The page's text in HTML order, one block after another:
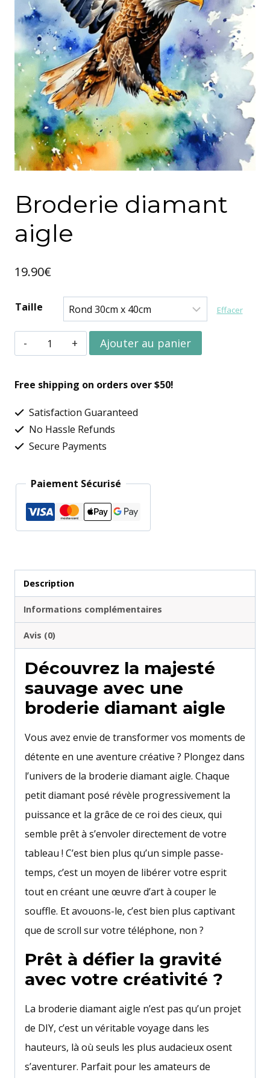
Broderie diamant
aigle
19.90€
Taille Effacer
quantité
de
Broderie
aigle
Ajouter au panier
Free shipping on orders over $50!
Satisfaction Guaranteed
No Hassle Refunds
Secure Payments
Paiement Sécurisé
Description
Informations complémentaires
Avis (0)
Découvrez la majesté
sauvage avec une
broderie diamant aigle
Vous avez envie de transformer vos moments de
détente en une aventure créative ? Plongez dans
l’univers de la broderie diamant aigle. Chaque
petit diamant posé révèle progressivement la
puissance et la grâce de ce roi des cieux, qui
semble prêt à s’envoler directement de votre
tableau ! C’est bien plus qu’un simple passe-
temps, c’est un moyen de libérer votre esprit
tout en créant une œuvre d’art à couper le
souffle. Et avouons-le, c’est bien plus captivant
que de scroll sur votre téléphone, non ?
Prêt à défier la gravité
avec votre créativité ?
La broderie diamant aigle n’est pas qu’un projet
de DIY, c’est un véritable voyage dans les
hauteurs, là où seuls les plus audacieux osent
s’aventurer. Parfait pour les amateurs de